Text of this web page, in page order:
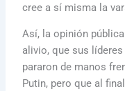
cree a sí misma la
Así, la opinión
alivio, que sus
pararon de manos
Putin, pero que al